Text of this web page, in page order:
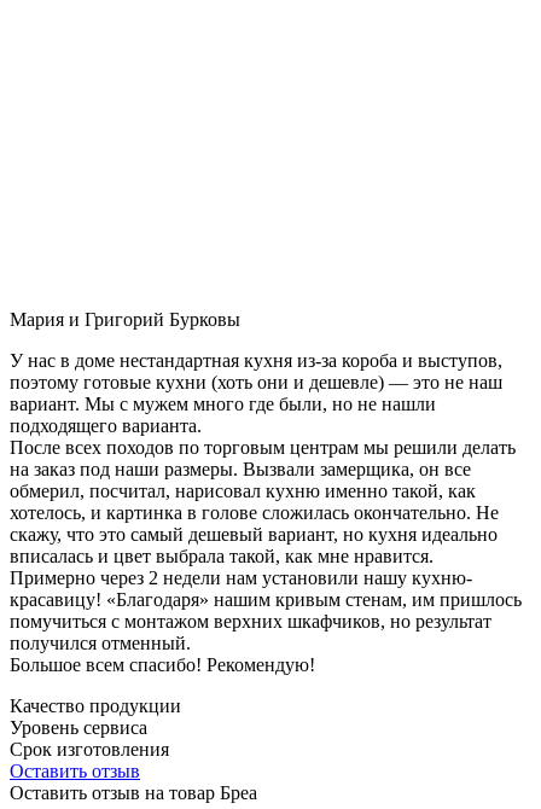
Мария и Григорий Бурковы
У нас в доме нестандартная кухня из-за короба и выступов,
поэтому готовые кухни (хоть они и дешевле) — это не наш
вариант. Мы с мужем много где были, но не нашли
подходящего варианта.
После всех походов по торговым центрам мы решили делать
на заказ под наши размеры. Вызвали замерщика, он все
обмерил, посчитал, нарисовал кухню именно такой, как
хотелось, и картинка в голове сложилась окончательно. Не
скажу, что это самый дешевый вариант, но кухня идеально
вписалась и цвет выбрала такой, как мне нравится.
Примерно через 2 недели нам установили нашу кухню-
красавицу! «Благодаря» нашим кривым стенам, им пришлось
помучиться с монтажом верхних шкафчиков, но результат
получился отменный.
Большое всем спасибо! Рекомендую!
Качество продукции
Уровень сервиса
Срок изготовления
Оставить отзыв
Оставить отзыв на товар Бреа